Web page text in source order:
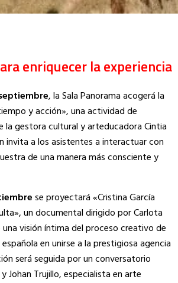
enriquecer la experiencia
, la Sala Panorama acogerá la
y acción», una actividad de
la gestora cultural y arteducadora Cintia
invita a los asistentes a interactuar con
de una manera más consciente y
se proyectará «Cristina García
un documental dirigido por Carlota
visión íntima del proceso creativo de
en unirse a la prestigiosa agencia
será seguida por un conversatorio
Johan Trujillo, especialista en arte